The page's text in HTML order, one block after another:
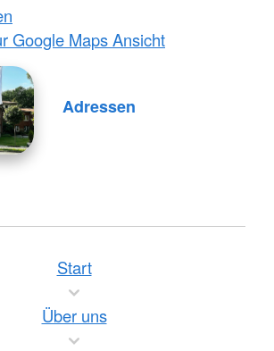
Google Maps Ansicht
Adressen
Start
Über uns